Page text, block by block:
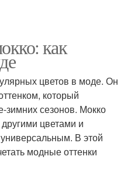
как
цветов в моде. Он
который
зимних сезонов. Мокко
цветами и
В этой
модные оттенки